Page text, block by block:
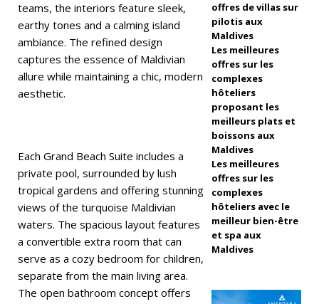
2
ES
P
É
teams, the interiors feature sleek,
earthy tones and a calming island
ambiance. The refined design
captures the essence of Maldivian
allure while maintaining a chic, modern
aesthetic.
Each Grand Beach Suite includes a
private pool, surrounded by lush
tropical gardens and offering stunning
views of the turquoise Maldivian
waters. The spacious layout features
a convertible extra room that can
serve as a cozy bedroom for children,
separate from the main living area.
The open bathroom concept offers
offres de villas sur
pilotis aux
Maldives
Les meilleures
offres sur les
complexes
hôteliers
proposant les
meilleurs plats et
boissons aux
Maldives
Les meilleures
offres sur les
complexes
hôteliers avec le
meilleur bien-être
et spa aux
Maldives